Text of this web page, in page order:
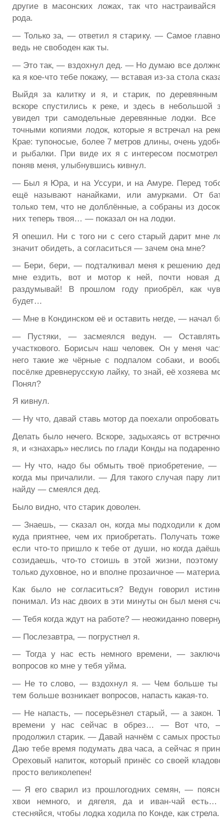
другие в масонских ложах, так что настраивайся
рода.
— Только за, — ответил я старику. — Самое
ведь не свободен как ты.
— Это так, — вздохнул дед. — Но думаю все
ка я кое-что тебе покажу, — вставая из-за стола
Выйдя за калитку и я, и старик, по деревянным
вскоре спустились к реке, и здесь в небольшой
увидел три самодельные деревянные лодки.
точными копиями лодок, которые я встречал на
Крае: тупоносые, более 7 метров длины, очень
и рыбалки. При виде их я с интересом посмотрел
поняв меня, улыбнувшись кивнул.
— Был я Юра, и на Уссури, и на Амуре. Перед
ещё называют нанайками, или амурками. От
только тем, что не долблённые, а собраны из
них теперь твоя… — показал он на лодки.
Я опешил. Ни с того ни с сего старый дарит мне
значит обидеть, а согласиться — зачем она мне?
— Бери, бери, — подталкивал меня к решению
мне ездить, вот и мотор к ней, почти новая
раздумывай! В прошлом году приобрёл, как
будет…
— Мне в Кондинском её и оставить негде, — начал
— Пустяки, — засмеялся ведун. —
участкового. Борисыч наш человек. Он у меня
него такие же чёрные с подпалом собаки, и
посёлке древнерусскую лайку, то знай, её хозяева
Понял?
Я кивнул.
— Ну что, давай ставь мотор да поехали опробовать
Делать было нечего. Вскоре, задыхаясь от
я, и «знахарь» неслись по глади Конды на
— Ну что, надо бы обмыть твоё приобретение, —
когда мы причалили. — Для такого случая пару
найду — смеялся дед.
Было видно, что старик доволен.
— Знаешь, — сказал он, когда мы подходили к
куда приятнее, чем их приобретать. Получать
если что-то пришло к тебе от души, но когда
созидаешь, что-то стоишь в этой жизни,
только духовное, но и вполне прозаичное —
Как было не согласиться? Ведун говорил
понимал. Из нас двоих в эти минуты он был меня
— Тебя когда ждут на работе? — неожиданно
— Послезавтра, — погрустнел я.
— Тогда у нас есть немного времени, —
вопросов ко мне у тебя уйма.
— Не то слово, — вздохнул я. — Чем больше ты
тем больше возникает вопросов, напасть какая-то.
— Не напасть, — посерьёзнел старый, — а закон.
времени у нас сейчас в обрез… — Вот что,
продолжил старик. — Давай начнём с самых
Даю тебе время подумать два часа, а сейчас я
Ореховый напиток, который принёс со своей
просто великолепен!
— Я его сварил из прошлогодних семян, —
хвои немного, и дягеля, да и иван-чай
стесняйся, чтобы лодка ходила по Конде, как стрела.